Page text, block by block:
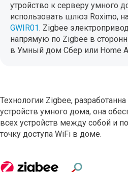
утройство к серверу умного
использовать шлюз Roximo,
GWIR01. Zigbee
напрямую по Zigbee в
в Умный дом Сбер или Home
Технологии Zigbee,
устройств умного дома, она
всех устройств между собой и
точку доступа WiFi в доме.